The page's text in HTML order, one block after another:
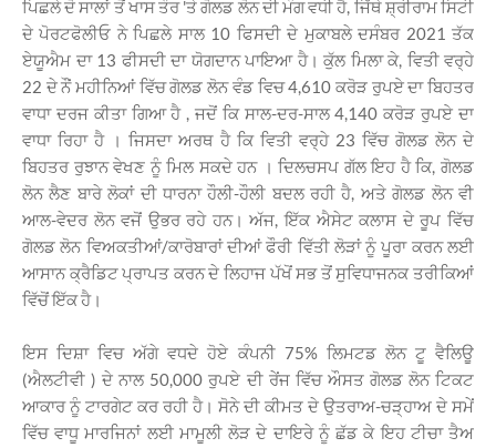
ਪਿਛਲੇ ਦੋ ਸਾਲਾਂ ਤੋਂ ਖਾਸ ਤੌਰ 'ਤੇ ਗੋਲਡ ਲੋਨ ਦੀ ਮੰਗ ਵਧੀ ਹੈ, ਜਿੱਥੇ ਸ਼੍ਰੀਰਾਮ ਸਿਟੀ
ਦੇ ਪੋਰਟਫੋਲੀਓ ਨੇ ਪਿਛਲੇ ਸਾਲ 10 ਫਿਸਦੀ ਦੇ ਮੁਕਾਬਲੇ ਦਸੰਬਰ 2021 ਤੱਕ
ਏਯੂਐਮ ਦਾ 13 ਫੀਸਦੀ ਦਾ ਯੋਗਦਾਨ ਪਾਇਆ ਹੈ। ਕੁੱਲ ਮਿਲਾ ਕੇ, ਵਿਤੀ ਵਰ੍ਹੇ
22 ਦੇ ਨੌਂ ਮਹੀਨਿਆਂ ਵਿੱਚ ਗੋਲਡ ਲੋਨ ਵੰਡ ਵਿਚ 4,610 ਕਰੋੜ ਰੁਪਏ ਦਾ ਬਿਹਤਰ
ਵਾਧਾ ਦਰਜ ਕੀਤਾ ਗਿਆ ਹੈ , ਜਦੋਂ ਕਿ ਸਾਲ-ਦਰ-ਸਾਲ 4,140 ਕਰੋੜ ਰੁਪਏ ਦਾ
ਵਾਧਾ ਰਿਹਾ ਹੈ । ਜਿਸਦਾ ਅਰਥ ਹੈ ਕਿ ਵਿਤੀ ਵਰ੍ਹੇ 23 ਵਿੱਚ ਗੋਲਡ ਲੋਨ ਦੇ
ਬਿਹਤਰ ਰੁਝਾਨ ਵੇਖਣ ਨੂੰ ਮਿਲ ਸਕਦੇ ਹਨ । ਦਿਲਚਸਪ ਗੱਲ ਇਹ ਹੈ ਕਿ, ਗੋਲਡ
ਲੋਨ ਲੈਣ ਬਾਰੇ ਲੋਕਾਂ ਦੀ ਧਾਰਨਾ ਹੌਲੀ-ਹੌਲੀ ਬਦਲ ਰਹੀ ਹੈ, ਅਤੇ ਗੋਲਡ ਲੋਨ ਵੀ
ਆਲ-ਵੇਦਰ ਲੋਨ ਵਜੋਂ ਉਭਰ ਰਹੇ ਹਨ। ਅੱਜ, ਇੱਕ ਐਸੇਟ ਕਲਾਸ ਦੇ ਰੂਪ ਵਿੱਚ
ਗੋਲਡ ਲੋਨ ਵਿਅਕਤੀਆਂ/ਕਾਰੋਬਾਰਾਂ ਦੀਆਂ ਫੌਰੀ ਵਿੱਤੀ ਲੋੜਾਂ ਨੂੰ ਪੂਰਾ ਕਰਨ ਲਈ
ਆਸਾਨ ਕ੍ਰੈਡਿਟ ਪ੍ਰਾਪਤ ਕਰਨ ਦੇ ਲਿਹਾਜ ਪੱਖੋਂ ਸਭ ਤੋਂ ਸੁਵਿਧਾਜਨਕ ਤਰੀਕਿਆਂ
ਵਿੱਚੋਂ ਇੱਕ ਹੈ।
ਇਸ ਦਿਸ਼ਾ ਵਿਚ ਅੱਗੇ ਵਧਦੇ ਹੋਏ ਕੰਪਨੀ 75% ਲਿਮਟਡ ਲੋਨ ਟੂ ਵੈਲਿਊ
(ਐਲਟੀਵੀ ) ਦੇ ਨਾਲ 50,000 ਰੁਪਏ ਦੀ ਰੇਂਜ ਵਿੱਚ ਔਸਤ ਗੋਲਡ ਲੋਨ ਟਿਕਟ
ਆਕਾਰ ਨੂੰ ਟਾਰਗੇਟ ਕਰ ਰਹੀ ਹੈ। ਸੋਨੇ ਦੀ ਕੀਮਤ ਦੇ ਉਤਰਾਅ-ਚੜ੍ਹਾਅ ਦੇ ਸਮੇਂ
ਵਿੱਚ ਵਾਧੂ ਮਾਰਜਿਨਾਂ ਲਈ ਮਾਮੂਲੀ ਲੋੜ ਦੇ ਦਾਇਰੇ ਨੂੰ ਛੱਡ ਕੇ ਇਹ ਟੀਚਾ ਤੈਅ